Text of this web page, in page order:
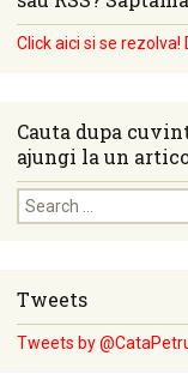
Click aici si se rezolva!
Cauta dupa
ajungi la un
Search for:
Tweets
Tweets by